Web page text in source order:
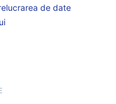
de date